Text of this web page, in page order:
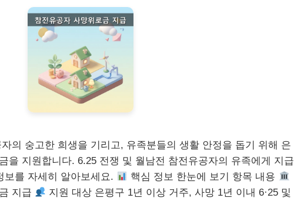
의 숭고한 희생을 기리고, 유족분들의 생활 안정을 돕기 위해 은
을 지원합니다. 6.25 전쟁 및 월남전 참전유공자의 유족에게 지급
보를 자세히 알아보세요.
핵심 정보 한눈에 보기 항목 내용
지급
지원 대상 은평구 1년 이상 거주, 사망 1년 이내 6·25 및